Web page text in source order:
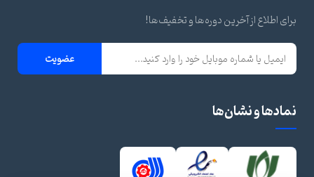
برای اطلاع از آخرین دوره‌ها و تخفیف‌ها!
عضویت
نمادها و نشان‌ها